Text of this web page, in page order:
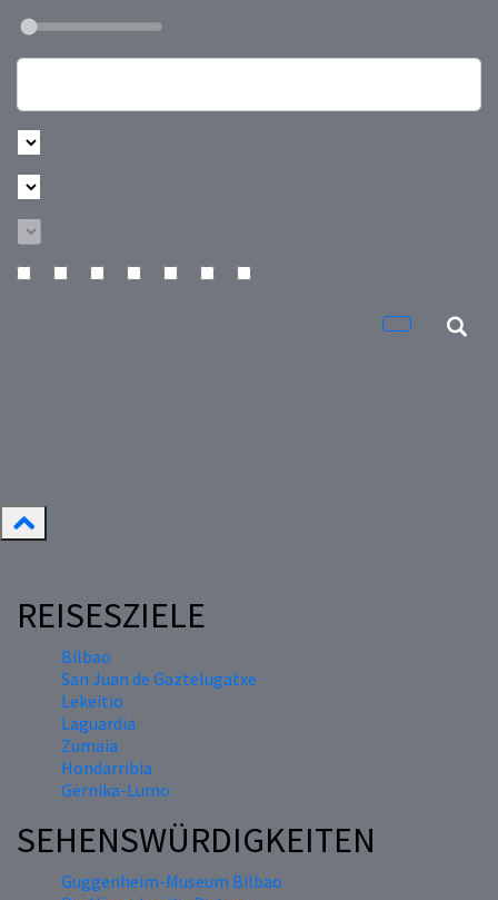
REISESZIELE
Bilbao
San Juan de Gaztelugatxe
Lekeitio
Laguardia
Zumaia
Hondarribia
Gernika-Lumo
SEHENSWÜRDIGKEITEN
Guggenheim-Museum Bilbao